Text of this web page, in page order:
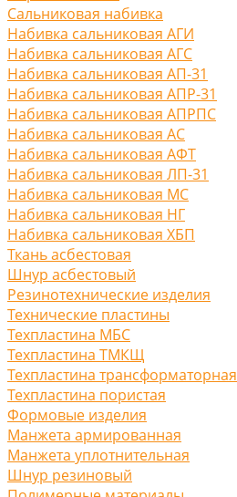
Сальниковая набивка
Набивка сальниковая АГИ
Набивка сальниковая АГС
Набивка сальниковая АП-31
Набивка сальниковая АПР-31
Набивка сальниковая АПРПС
Набивка сальниковая АС
Набивка сальниковая АФТ
Набивка сальниковая ЛП-31
Набивка сальниковая МС
Набивка сальниковая НГ
Набивка сальниковая ХБП
Ткань асбестовая
Шнур асбестовый
Резинотехнические изделия
Технические пластины
Техпластина МБС
Техпластина ТМКЩ
Техпластина трансформаторная
Техпластина пористая
Формовые изделия
Манжета армированная
Манжета уплотнительная
Шнур резиновый